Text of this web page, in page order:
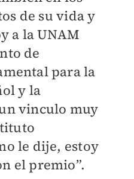
de su vida y
a la UNAM
de
para la
y la
vinculo muy
le dije, estoy
el premio”.